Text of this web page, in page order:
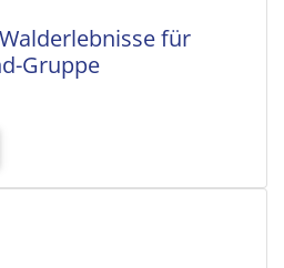
für
Gruppe